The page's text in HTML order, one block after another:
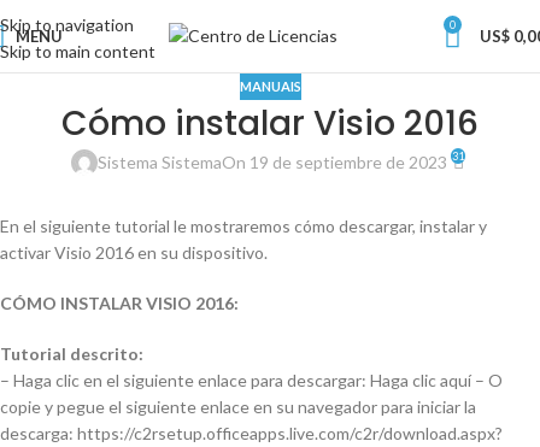
Skip to navigation
Skip to main content
MENU
0
US$
MANUAIS
Cómo instalar Visio 2016
Sistema SistemaOn 19 de septiembre de 2023 31
En el siguiente tutorial le mostraremos cómo descargar, instalar y
activar Visio 2016 en su dispositivo.
CÓMO INSTALAR VISIO 2016:
Tutorial descrito:
– Haga clic en el siguiente enlace para descargar: Haga clic aquí – O
copie y pegue el siguiente enlace en su navegador para iniciar la
descarga: https://c2rsetup.officeapps.live.com/c2r/download.aspx?